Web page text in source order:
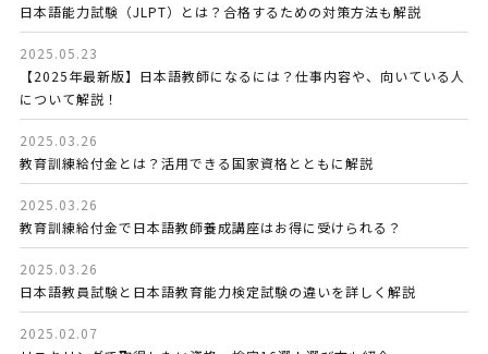
日本語能力試験（JLPT）とは？合格するための対策方法も解説
2025.05.23
【2025年最新版】日本語教師になるには？仕事内容や、向いている人
について解説！
2025.03.26
教育訓練給付金とは？活用できる国家資格とともに解説
2025.03.26
教育訓練給付金で日本語教師養成講座はお得に受けられる？
2025.03.26
日本語教員試験と日本語教育能力検定試験の違いを詳しく解説
2025.02.07